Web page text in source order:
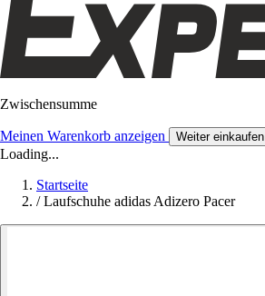
Zwischensumme
Meinen Warenkorb anzeigen Weiter einkaufen
Loading...
Startseite
/ Laufschuhe adidas Adizero Pacer